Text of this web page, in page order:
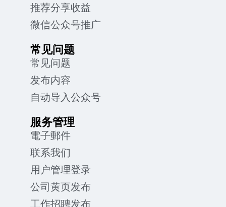
推荐分享收益
微信公众号推广
常见问题
常见问题
发布内容
自动导入公众号
服务管理
電子郵件
联系我们
用户管理登录
公司黄页发布
工作招聘发布